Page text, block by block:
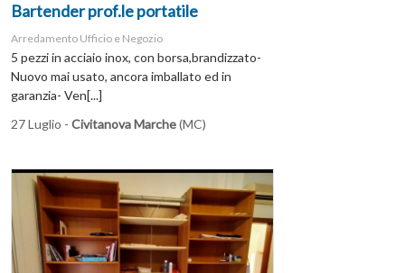
Bartender prof.le portatile
Arredamento Ufficio e Negozio
5 pezzi in acciaio inox, con borsa,brandizzato-
Nuovo mai usato, ancora imballato ed in
garanzia- Ven[...]
27 Luglio - Civitanova Marche(MC)